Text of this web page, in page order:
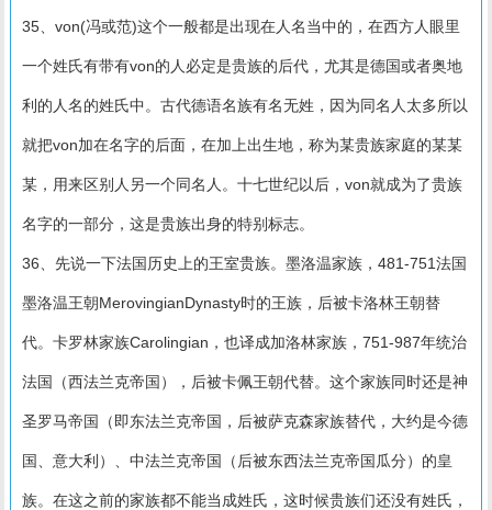
35、von(冯或范)这个一般都是出现在人名当中的，在西方人眼里
一个姓氏有带有von的人必定是贵族的后代，尤其是德国或者奥地
利的人名的姓氏中。古代德语名族有名无姓，因为同名人太多所以
就把von加在名字的后面，在加上出生地，称为某贵族家庭的某某
某，用来区别人另一个同名人。十七世纪以后，von就成为了贵族
名字的一部分，这是贵族出身的特别标志。
36、先说一下法国历史上的王室贵族。墨洛温家族，481-751法国
墨洛温王朝MerovingianDynasty时的王族，后被卡洛林王朝替
代。卡罗林家族Carolingian，也译成加洛林家族，751-987年统治
法国（西法兰克帝国），后被卡佩王朝代替。这个家族同时还是神
圣罗马帝国（即东法兰克帝国，后被萨克森家族替代，大约是今德
国、意大利）、中法兰克帝国（后被东西法兰克帝国瓜分）的皇
族。在这之前的家族都不能当成姓氏，这时候贵族们还没有姓氏，